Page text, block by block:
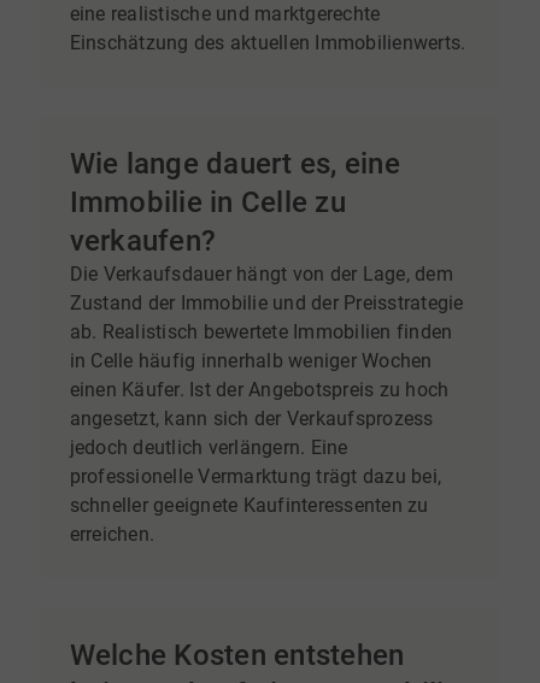
eine realistische und marktgerechte
Einschätzung des aktuellen Immobilienwerts.
Wie lange dauert es, eine
Immobilie in Celle zu
verkaufen?
Die Verkaufsdauer hängt von der Lage, dem
Zustand der Immobilie und der Preisstrategie
ab. Realistisch bewertete Immobilien finden
in Celle häufig innerhalb weniger Wochen
einen Käufer. Ist der Angebotspreis zu hoch
angesetzt, kann sich der Verkaufsprozess
jedoch deutlich verlängern. Eine
professionelle Vermarktung trägt dazu bei,
schneller geeignete Kaufinteressenten zu
erreichen.
Welche Kosten entstehen